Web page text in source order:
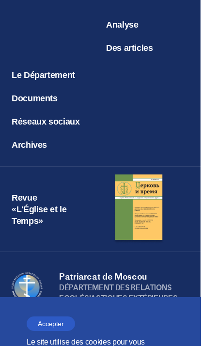
Accepter
Le site utilise des cookies pour vous
Analyse
Des articles
Le Département
Documents
Réseaux sociaux
Archives
Revue
«L'Église et le
Temps»
Patriarcat de Moscou
DÉPARTEMENT DES RELATIONS
ECCLÉSIASTIQUES EXTÉRIEURES
Веб-сайт создан при содействии